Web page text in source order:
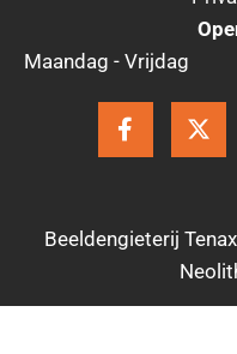
Maandag - Vrijdag
Beeldengieterij